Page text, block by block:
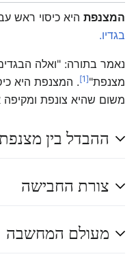
המצנפת היא כיסוי ראש
בגדיו.
נאמר בתורה: "ואלה
מצנפת"[1]
. המצנפת היא
משום שהיא צונפת
ההבדל בין
צורת החבישה
מעולם המחשבה